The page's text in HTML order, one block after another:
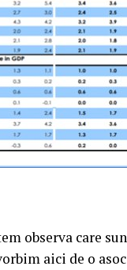
observa care
aici de o